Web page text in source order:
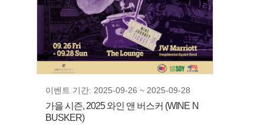
이벤트 기간: 2025-09-26 ~ 2025-09-28
가을 시즌, 2025 와인 앤 버스커 (WINE N
BUSKER)